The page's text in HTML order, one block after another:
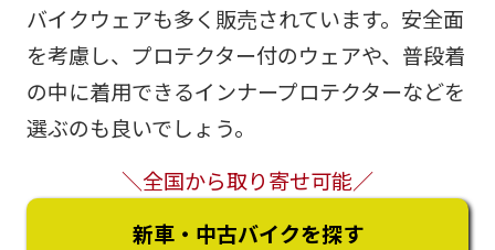
バイクウェアも多く販売されています。安全面
を考慮し、プロテクター付のウェアや、普段着
の中に着用できるインナープロテクターなどを
選ぶのも良いでしょう。
＼全国から取り寄せ可能／
新車・中古バイクを探す